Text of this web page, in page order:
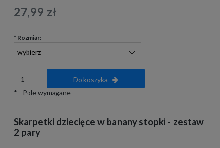
27,99 zł
* Rozmiar:
Do koszyka
* - Pole wymagane
Skarpetki dziecięce w banany stopki - zestaw
2 pary